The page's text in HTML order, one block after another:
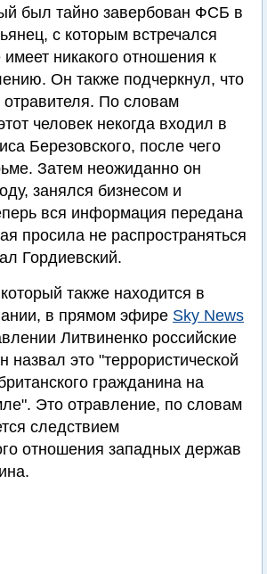
был тайно завербован ФСБ в
с которым встречался
никакого отношения к
Он также подчеркнул, что
отравителя. По словам
человек некогда входил в
Березовского, после чего
Затем неожиданно он
занялся бизнесом и
вся информация передана
просила не распространяться
Гордиевский.
также находится в
в прямом эфире Sky News
Литвиненко российские
это "террористической
гражданина на
Это отравление, по словам
следствием
отношения западных держав